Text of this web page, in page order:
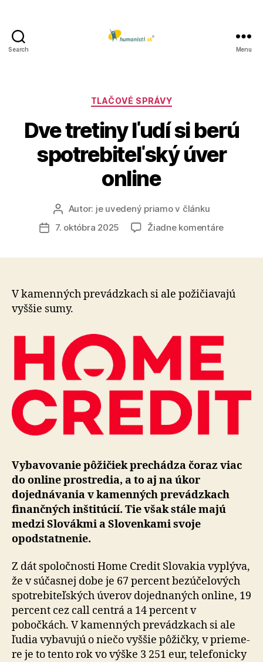
Search Menu
Kategórie
TLAČOVÉ SPRÁVY
Dve tretiny ľudí si berú
spotrebiteľský úver
online
Autor
článku
Autor: je uvedený priamo v článku
Dátum
7. októbra 2025 Žiadne komentárena
berú
V kamenných prevádzkach si ale požičiavajú
vyššie sumy.
Vybavovanie pôžičiek prechádza čoraz viac
do online prostredia, a to aj na úkor
dojednávania v kamenných prevádzkach
finančných inštitúcií. Tie však stále majú
medzi Slovákmi a Slovenkami svoje
opodstatnenie.
Z dát spoločnosti Home Credit Slovakia vyplýva,
že v súčasnej dobe je 67 percent bezúčelových
spo­tre­bi­teľ­ských úverov dojednaných online, 19
percent cez call centrá a 14 percent v
pobočkách. V kamenných pre­vádz­kach si ale
ľudia vybavujú o niečo vyššie pôžičky, v prie­me­
re je to tento rok vo výške 3 251 eur, telefonicky